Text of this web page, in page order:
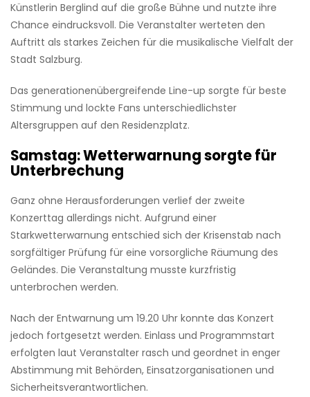
Künstlerin Berglind auf die große Bühne und nutzte ihre
Chance eindrucksvoll. Die Veranstalter werteten den
Auftritt als starkes Zeichen für die musikalische Vielfalt der
Stadt Salzburg.
Das generationenübergreifende Line-up sorgte für beste
Stimmung und lockte Fans unterschiedlichster
Altersgruppen auf den Residenzplatz.
Samstag: Wetterwarnung sorgte für
Unterbrechung
Ganz ohne Herausforderungen verlief der zweite
Konzerttag allerdings nicht. Aufgrund einer
Starkwetterwarnung entschied sich der Krisenstab nach
sorgfältiger Prüfung für eine vorsorgliche Räumung des
Geländes. Die Veranstaltung musste kurzfristig
unterbrochen werden.
Nach der Entwarnung um 19.20 Uhr konnte das Konzert
jedoch fortgesetzt werden. Einlass und Programmstart
erfolgten laut Veranstalter rasch und geordnet in enger
Abstimmung mit Behörden, Einsatzorganisationen und
Sicherheitsverantwortlichen.